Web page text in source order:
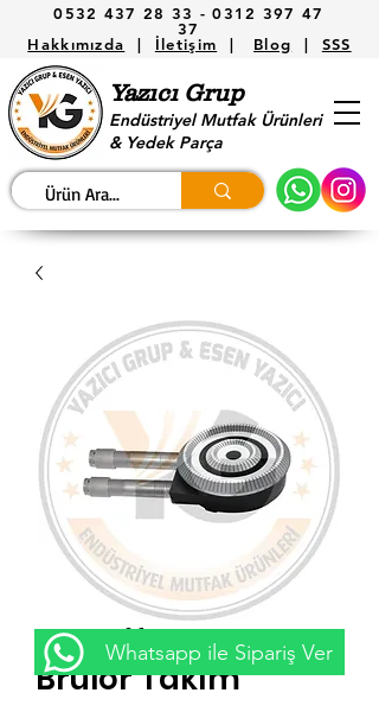
0532 437 28 33 -0312 397 47
37
Hakkımızda | İletişim | Blog | SSS
Yazıcı Grup
Endüstriyel Mutfak Ürünleri
& Yedek Parça
LPG Çift Yanışlı
Brülör Takım
Whatsapp ile Sipariş Ver